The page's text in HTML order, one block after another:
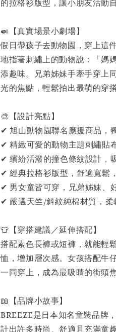
的拉格衫版型，讓小朋友活動
🍛【真實場景小劇場】
假日帶孩子去動物園，穿上這
地指著刺繡上的動物說：「媽
添趣味。兄弟姊妹手牽手穿上
光的焦點，輕鬆拍出最萌的穿
🎨【設計亮點】
✔ 旭山動物園聯名應援商品，
✔ 精緻可愛的動物主題刺繡貼
✔ 繽紛活潑的撞色條紋設計，
✔ 經典拉格衫版型，舒適寬鬆
✔ 男女童皆可穿，兄弟姊妹、
✔ 嚴選天竺/斜紋純棉材質，柔
👕【穿搭建議／延伸搭配】
搭配素色長褲或短褲，就能輕
恤，增加層次感。女孩搭配牛
一同穿上，成為最吸睛的街頭
📖【品牌小故事】
BREEZE是日本知名童裝品牌
計出許多時尚、舒適且充滿童